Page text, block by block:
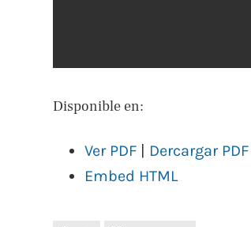
Disponible en:
Ver PDF
Dercargar PDF
Embed HTML